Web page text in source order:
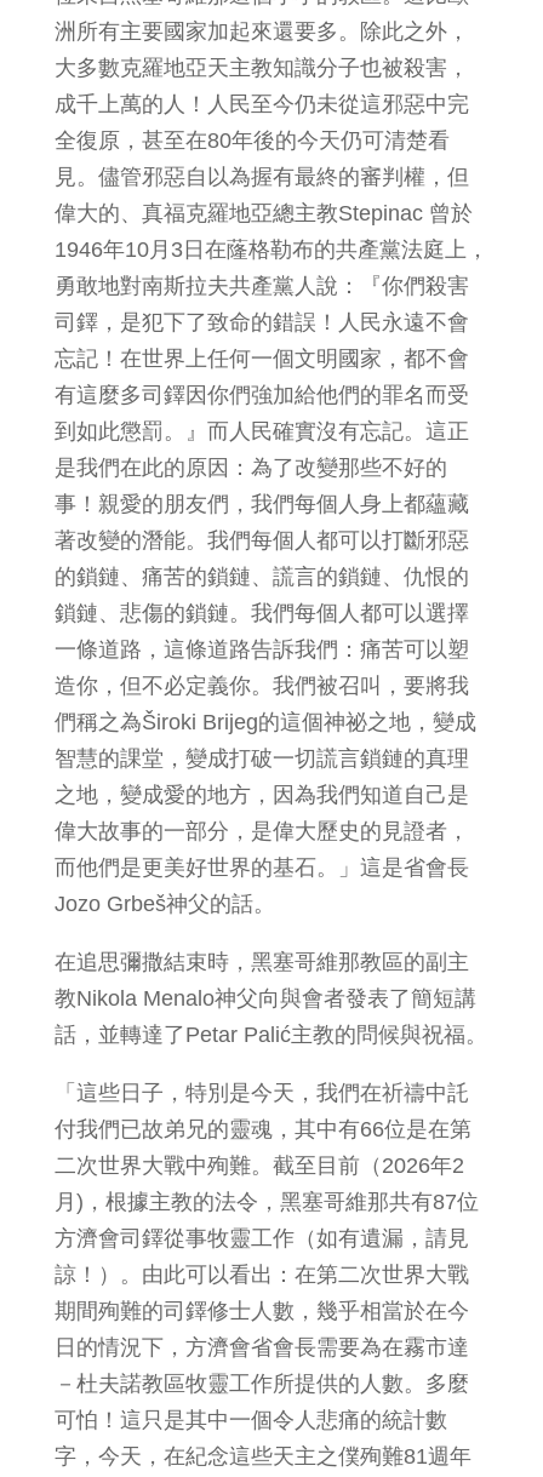
洲所有主要國家加起來還要多。除此之外，
大多數克羅地亞天主教知識分子也被殺害，
成千上萬的人！人民至今仍未從這邪惡中完
全復原，甚至在80年後的今天仍可清楚看
見。儘管邪惡自以為握有最終的審判權，但
偉大的、真福克羅地亞總主教Stepinac 曾於
1946年10月3日在蕯格勒布的共產黨法庭上，
勇敢地對南斯拉夫共產黨人說：『你們殺害
司鐸，是犯下了致命的錯誤！人民永遠不會
忘記！在世界上任何一個文明國家，都不會
有這麼多司鐸因你們強加給他們的罪名而受
到如此懲罰。』而人民確實沒有忘記。這正
是我們在此的原因：為了改變那些不好的
事！親愛的朋友們，我們每個人身上都蘊藏
著改變的潛能。我們每個人都可以打斷邪惡
的鎖鏈、痛苦的鎖鏈、謊言的鎖鏈、仇恨的
鎖鏈、悲傷的鎖鏈。我們每個人都可以選擇
一條道路，這條道路告訴我們：痛苦可以塑
造你，但不必定義你。我們被召叫，要將我
們稱之為Široki Brijeg的這個神祕之地，變成
智慧的課堂，變成打破一切謊言鎖鏈的真理
之地，變成愛的地方，因為我們知道自己是
偉大故事的一部分，是偉大歷史的見證者，
而他們是更美好世界的基石。」這是省會長
Jozo Grbeš神父的話。
在追思彌撒結束時，黑塞哥維那教區的副主
教Nikola Menalo神父向與會者發表了簡短講
話，並轉達了Petar Palić主教的問候與祝福。
「這些日子，特別是今天，我們在祈禱中託
付我們已故弟兄的靈魂，其中有66位是在第
二次世界大戰中殉難。截至目前（2026年2
月)，根據主教的法令，黑塞哥維那共有87位
方濟會司鐸從事牧靈工作（如有遺漏，請見
諒！）。由此可以看出：在第二次世界大戰
期間殉難的司鐸修士人數，幾乎相當於在今
日的情況下，方濟會省會長需要為在霧市達
－杜夫諾教區牧靈工作所提供的人數。多麼
可怕！這只是其中一個令人悲痛的統計數
字，今天，在紀念這些天主之僕殉難81週年